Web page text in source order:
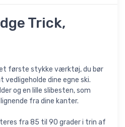
Trick,
første stykke værktøj, du bør
vedligeholde dine egne ski.
og en lille slibesten, som
fra dine kanter.
fra 85 til 90 grader i trin af